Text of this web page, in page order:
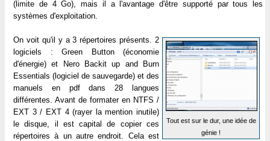
(limite de 4 Go), mais il a l'avantage d'être supporté par tous les
systèmes d'exploitation.
Tout est sur le dur, une idée de
génie !
On voit qu'il y a 3 répertoires présents. 2
logiciels : Green Button (économie
d'énergie) et Nero Backit up and Burn
Essentials (logiciel de sauvegarde) et des
manuels en pdf dans 28 langues
différentes. Avant de formater en NTFS /
EXT 3 / EXT 4 (rayer la mention inutile)
le disque, il est capital de copier ces
répertoires à un autre endroit. Cela est